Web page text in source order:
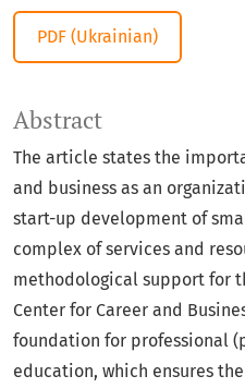
PDF (Ukrainian)
Abstract
The article states the
and business as an
start-up development of
complex of services and
methodological support for
Center for Career and
foundation for professional
education, which ensures